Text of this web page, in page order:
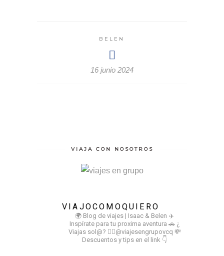
BELEN
16 junio 2024
VIAJA CON NOSOTROS
VIAJOCOMOQUIERO
🌍 Blog de viajes | Isaac & Belen ✈️
Inspírate para tu proxima aventura 🚗 ¿
Viajas sol@? 👉🏻@viajesengrupovcq 💸
Descuentos y tips en el link 👇